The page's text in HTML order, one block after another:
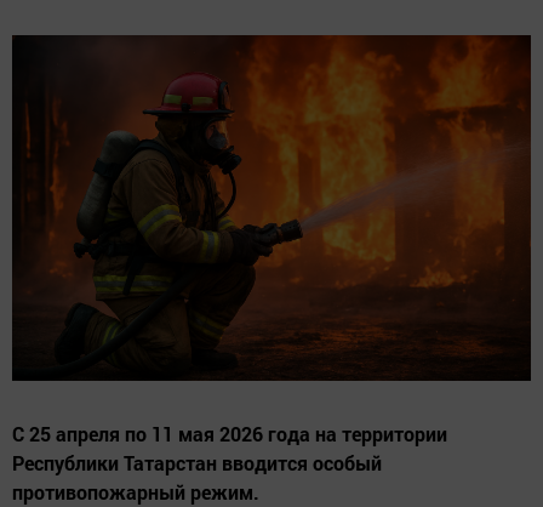
С 25 апреля по 11 мая 2026 года на территории
Республики Татарстан вводится особый
противопожарный режим.